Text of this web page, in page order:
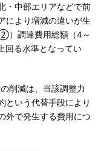
・中部エリアなどで前
により増減の違いが生
）調達費用総額（4～
回る水準となってい
削減は、当該調整力
という代替手段により
外で発生する費用につ